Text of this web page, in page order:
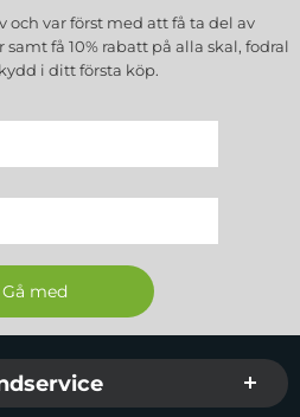
och var först med att få ta del av
få 10% rabatt på alla skal, fodral
i ditt första köp.
info och länkar